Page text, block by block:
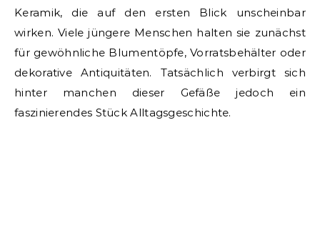
Keramik, die auf den ersten Blick unscheinbar
wirken. Viele jüngere Menschen halten sie zunächst
für gewöhnliche Blumentöpfe, Vorratsbehälter oder
dekorative Antiquitäten. Tatsächlich verbirgt sich
hinter manchen dieser Gefäße jedoch ein
faszinierendes Stück Alltagsgeschichte.